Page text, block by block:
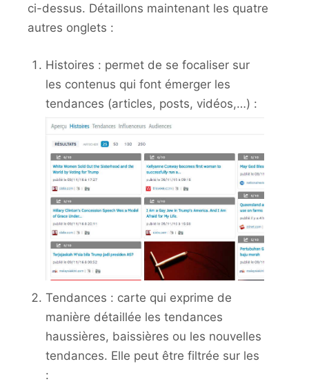
ci-dessus. Détaillons maintenant les quatre
autres onglets :
Histoires : permet de se focaliser sur
les contenus qui font émerger les
tendances (articles, posts, vidéos,…) :
Tendances : carte qui exprime de
manière détaillée les tendances
haussières, baissières ou les nouvelles
tendances. Elle peut être filtrée sur les
: